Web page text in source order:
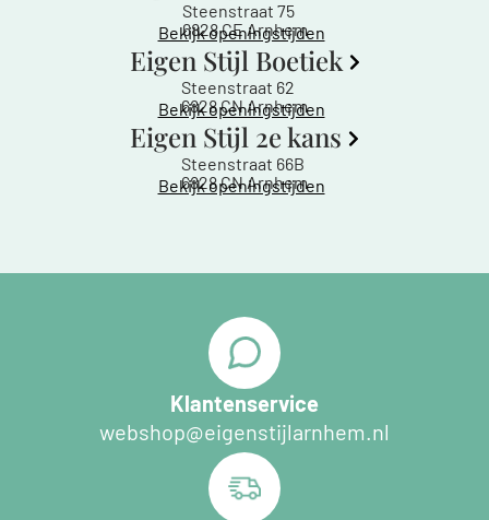
Steenstraat 75
6828 CE Arnhem
Bekijk openingstijden
Eigen Stijl Boetiek
Steenstraat 62
6828 CN Arnhem
Bekijk openingstijden
Eigen Stijl 2e kans
Steenstraat 66B
6828 CN Arnhem
Bekijk openingstijden
Klantenservice
webshop@eigenstijlarnhem.nl